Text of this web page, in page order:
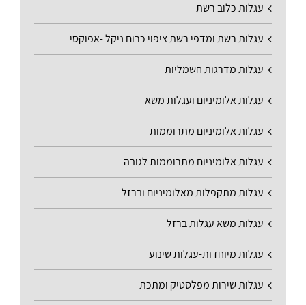
עגלות כלוב רשת
עגלות רשת ומדפי רשת ציפוי כרום ניקל -אפוקסי
עגלות מדרגות חשמליות
עגלות אלומיניום ועגלות משא
עגלות אלומיניום מתרוממות
עגלות אלומיניום מתרוממות לגובה
עגלות מתקפלות מאלומיניום וברזל
עגלות משא עגלות ברזל
עגלות מיוחדות-עגלות שינוע
עגלות שירות מפלסטיק ומתכת